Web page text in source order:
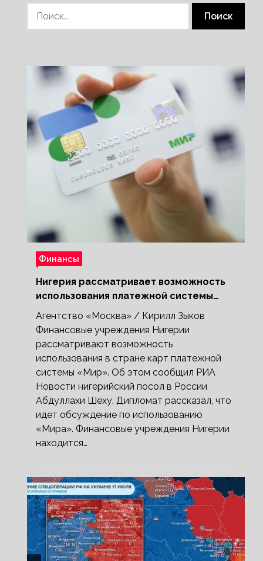
Финансы
Нигерия рассматривает возможность
использования платежной системы
«Мир»
Агентство «Москва» / Кирилл Зыков
Финансовые учреждения Нигерии
рассматривают возможность
использования в стране карт платежной
системы «Мир». Об этом сообщил РИА
Новости нигерийский посол в России
Абдуллахи Шеху. Дипломат рассказал, что
идет обсуждение по использованию
«Мира». Финансовые учреждения Нигерии
находится…